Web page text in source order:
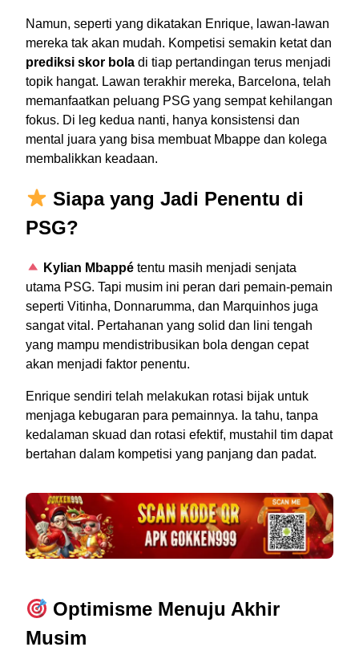
Namun, seperti yang dikatakan Enrique, lawan-lawan
mereka tak akan mudah. Kompetisi semakin ketat dan
prediksi skor bola di tiap pertandingan terus menjadi
topik hangat. Lawan terakhir mereka, Barcelona, telah
memanfaatkan peluang PSG yang sempat kehilangan
fokus. Di leg kedua nanti, hanya konsistensi dan
mental juara yang bisa membuat Mbappe dan kolega
membalikkan keadaan.
Siapa yang Jadi Penentu di
PSG?
Kylian Mbappé tentu masih menjadi senjata
utama PSG. Tapi musim ini peran dari pemain-pemain
seperti Vitinha, Donnarumma, dan Marquinhos juga
sangat vital. Pertahanan yang solid dan lini tengah
yang mampu mendistribusikan bola dengan cepat
akan menjadi faktor penentu.
Enrique sendiri telah melakukan rotasi bijak untuk
menjaga kebugaran para pemainnya. Ia tahu, tanpa
kedalaman skuad dan rotasi efektif, mustahil tim dapat
bertahan dalam kompetisi yang panjang dan padat.
Optimisme Menuju Akhir
Musim